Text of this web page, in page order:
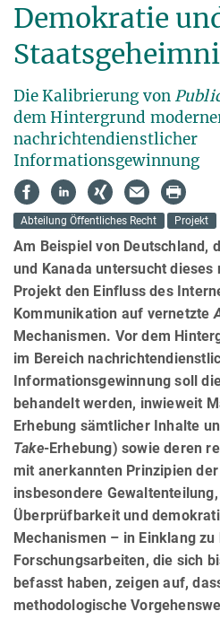
Demokratie
Die Kalibrierung von
dem Hintergrund
nachrichtendienstlicher
Informationsgewinnung
Abteilung Öffentliches Recht Projekt
Am Beispiel von Deutschland,
und Kanada untersucht
Projekt den Einfluss des
Kommunikation auf vernetzte
Mechanismen. Vor dem
im Bereich
Informationsgewinnung soll
behandelt werden, inwieweit
Erhebung sämtlicher Inhalte
Take-Erhebung) sowie deren
mit anerkannten Prinzipien
insbesondere
Überprüfbarkeit und
Mechanismen – in Einklang
Forschungsarbeiten, die sich
befasst haben, zeigen auf,
methodologische